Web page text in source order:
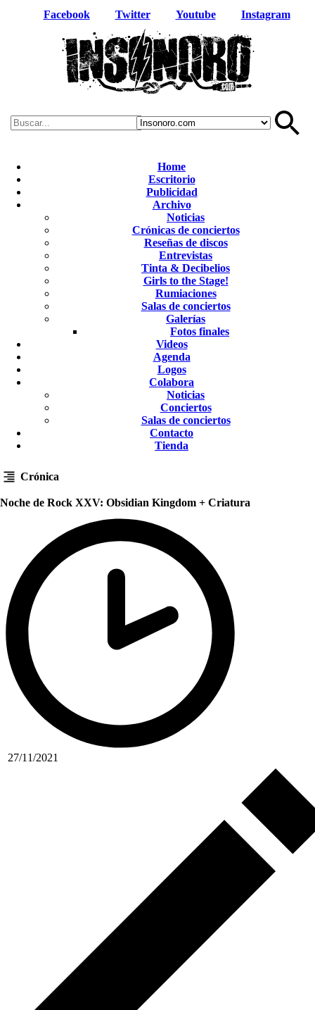
Facebook Twitter Youtube Instagram
Home
Escritorio
Publicidad
Archivo
Noticias
Crónicas de conciertos
Reseñas de discos
Entrevistas
Tinta & Decibelios
Girls to the Stage!
Rumiaciones
Salas de conciertos
Galerías
Fotos finales
Videos
Agenda
Logos
Colabora
Noticias
Conciertos
Salas de conciertos
Contacto
Tienda
Crónica
Noche de Rock XXV: Obsidian Kingdom + Criatura
27/11/2021